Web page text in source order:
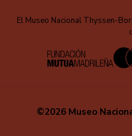
El Museo Nacional Thyssen-
©2026 Museo